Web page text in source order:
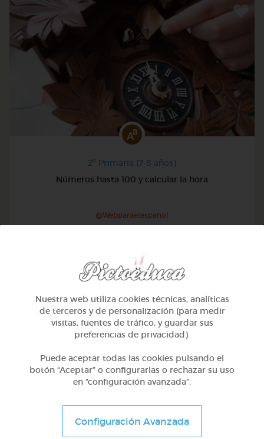
2º Primaria (7-8 años)
Números hasta 100 y calcular la hora
@Webparaelespanol
Lo más sano en la cocina y 2 fábulas de esopo
Nuestra web utiliza cookies técnicas, analíticas
de terceros y de personalización (para medir
visitas, fuentes de tráfico, y guardar sus
preferencias de privacidad).
Puede aceptar todas las cookies pulsando el
botón “Aceptar” o configurarlas o rechazar su uso
en “configuración avanzada”.
Configuración Avanzada